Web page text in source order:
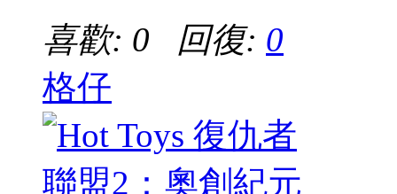
喜歡: 0 回復: 0
格仔